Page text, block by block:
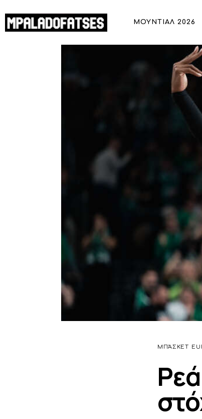
ΜΟΥΝΤΙΑΛ 2026
Ρεάλ Μαδρίτης: Στο στόχαστρο
ΜΟΥΝΤΙΑΛ 2026
ΜΠΆΣΚΕΤ